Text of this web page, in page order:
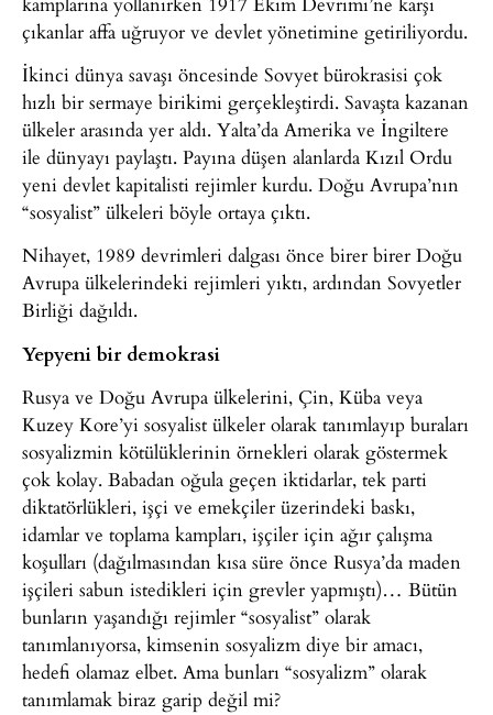
çıkanlar affa uğruyor ve devlet yönetimine getiriliyordu.
İkinci dünya savaşı öncesinde Sovyet bürokrasisi çok
hızlı bir sermaye birikimi gerçekleştirdi. Savaşta kazanan
ülkeler arasında yer aldı. Yalta’da Amerika ve İngiltere
ile dünyayı paylaştı. Payına düşen alanlarda Kızıl Ordu
yeni devlet kapitalisti rejimler kurdu. Doğu Avrupa’nın
“sosyalist” ülkeleri böyle ortaya çıktı.
Nihayet, 1989 devrimleri dalgası önce birer birer Doğu
Avrupa ülkelerindeki rejimleri yıktı, ardından Sovyetler
Birliği dağıldı.
Yepyeni bir demokrasi
Rusya ve Doğu Avrupa ülkelerini, Çin, Küba veya
Kuzey Kore’yi sosyalist ülkeler olarak tanımlayıp buraları
sosyalizmin kötülüklerinin örnekleri olarak göstermek
çok kolay. Babadan oğula geçen iktidarlar, tek parti
diktatörlükleri, işçi ve emekçiler üzerindeki baskı,
idamlar ve toplama kampları, işçiler için ağır çalışma
koşulları (dağılmasından kısa süre önce Rusya’da maden
işçileri sabun istedikleri için grevler yapmıştı)… Bütün
bunların yaşandığı rejimler “sosyalist” olarak
tanımlanıyorsa, kimsenin sosyalizm diye bir amacı,
hedefi olamaz elbet. Ama bunları “sosyalizm” olarak
tanımlamak biraz garip değil mi?